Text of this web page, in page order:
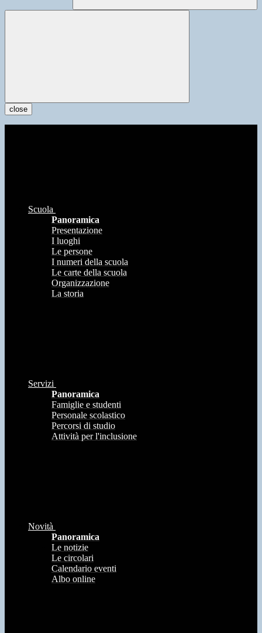
close
Scuola
Panoramica
Presentazione
I luoghi
Le persone
I numeri della scuola
Le carte della scuola
Organizzazione
La storia
Servizi
Panoramica
Famiglie e studenti
Personale scolastico
Percorsi di studio
Attività per l'inclusione
Novità
Panoramica
Le notizie
Le circolari
Calendario eventi
Albo online